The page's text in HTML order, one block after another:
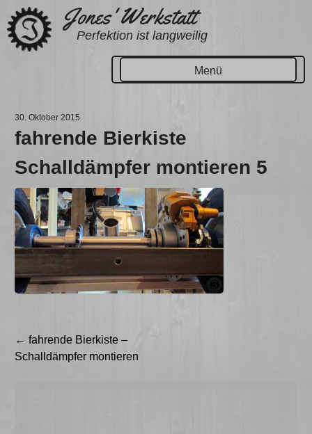
Zum
Inhalt
springen
Jones' Werkstatt
Perfektion ist langweilig
Menü
30. Oktober 2015
fahrende Bierkiste
Schalldämpfer montieren 5
Beitragsnavigation
← fahrende Bierkiste –
Schalldämpfer montieren